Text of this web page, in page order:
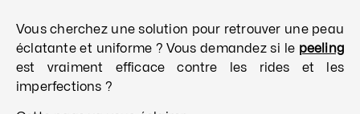
Vous cherchez une solution pour retrouver une peau
éclatante et uniforme ? Vous demandez si le peeling
est vraiment efficace contre les rides et les
imperfections ?